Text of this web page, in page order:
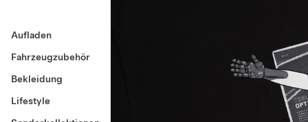
Aufladen
Fahrzeugzubehör
Bekleidung
Lifestyle